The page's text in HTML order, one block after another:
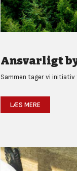
Ansvarligt
Sammen tager vi
LÆS MERE